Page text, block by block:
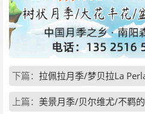
下篇： 拉佩拉月季/梦贝拉La
上篇： 美景月季/贝尔维尤/不羁